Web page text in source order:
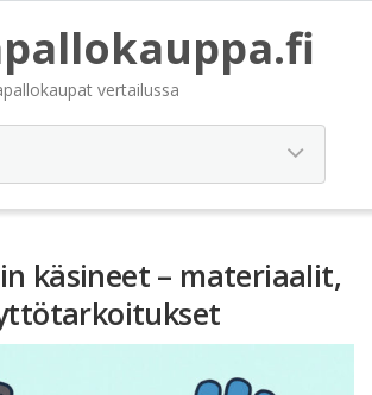
vertailussa
käsineet – materiaalit,